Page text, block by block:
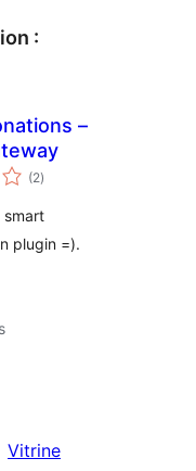
:
–
(2notes
en
)
smart
plugin =).
Vitrine